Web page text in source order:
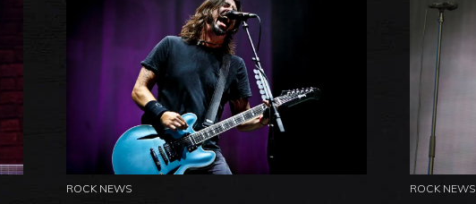
ROCK NEWS ROCK NEWS